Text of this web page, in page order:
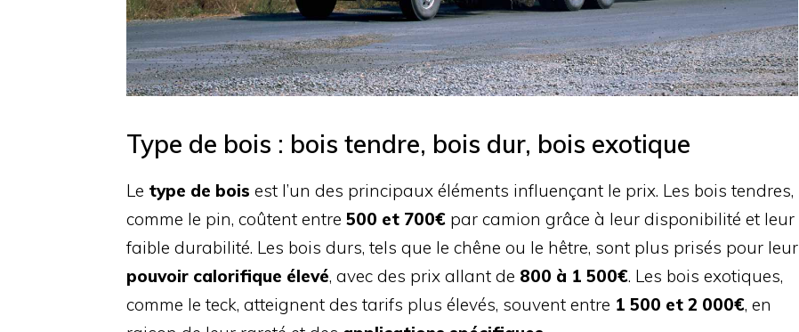
Type de bois : bois tendre, bois dur, bois exotique
Le type de bois est l’un des principaux éléments influençant le prix. Les bois tendres,
comme le pin, coûtent entre 500 et 700€ par camion grâce à leur disponibilité et leur
faible durabilité. Les bois durs, tels que le chêne ou le hêtre, sont plus prisés pour leur
pouvoir calorifique élevé, avec des prix allant de 800 à 1 500€. Les bois exotiques,
comme le teck, atteignent des tarifs plus élevés, souvent entre 1 500 et 2 000€, en